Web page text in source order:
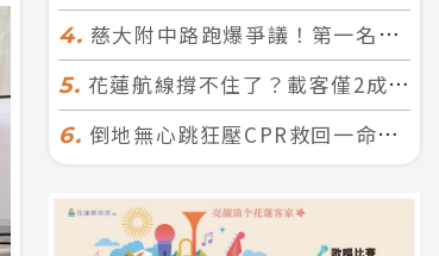
4. 慈大附中路跑爆爭議！第一名遭拔又改並列 家長怒：難以接受
5. 花蓮航線撐不住了？載客僅2成、年虧7000萬 華信喊：真的快飛不下去
6. 倒地無心跳狂壓CPR救回一命！警手傷撕裂仍不放手 竟救到藝人何篤霖哥哥